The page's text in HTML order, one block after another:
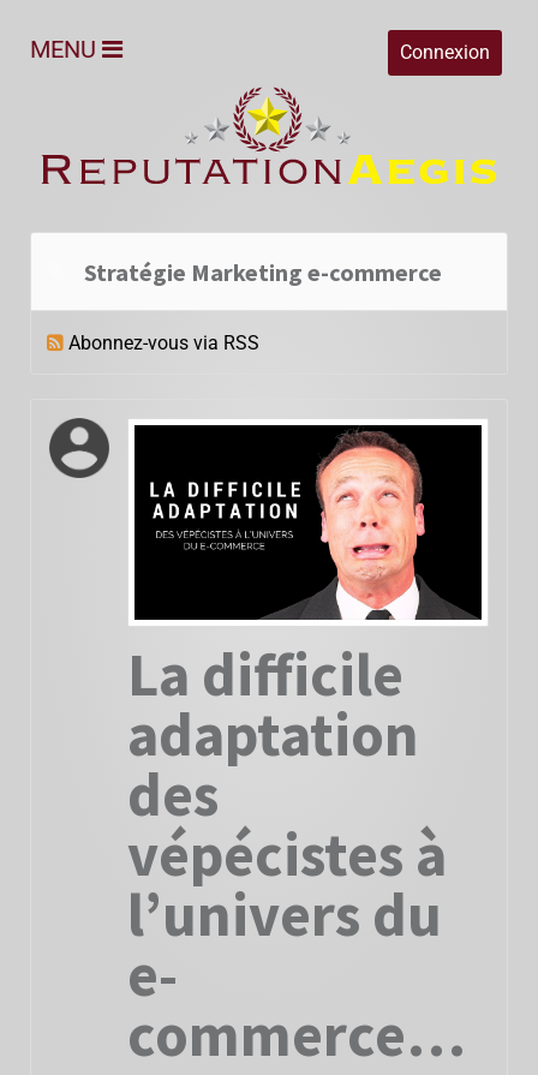
Connexion
MENU
Stratégie Marketing e-commerce
Abonnez-vous via RSS
La difficile
adaptation
des
vépécistes à
l’univers du
e-
commerce…